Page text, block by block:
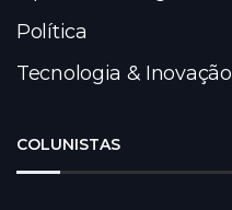
Política
Tecnologia & Inovação
COLUNISTAS